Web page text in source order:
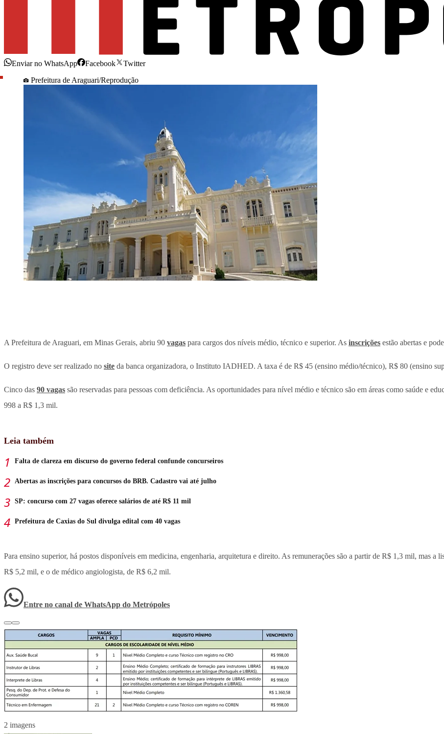
Enviar no WhatsApp Facebook
Twitter
Prefeitura de Araguari/Reprodução
A Prefeitura de Araguari, em Minas Gerais, abriu 90 vagas para cargos dos níveis médio, técnico e superior. As inscrições estão abertas e
O registro deve ser realizado no site da banca organizadora, o Instituto IADHED. A taxa é de R$ 45 (ensino médio/técnico), R$ 80 (ensino
Cinco das 90 vagas são reservadas para pessoas com deficiência. As oportunidades para nível médio e técnico são em áreas como saúde e
998 a R$ 1,3 mil.
Leia também
Falta de clareza em discurso do governo federal confunde concurseiros
Abertas as inscrições para concursos do BRB. Cadastro vai até julho
SP: concurso com 27 vagas oferece salários de até R$ 11 mil
Prefeitura de Caxias do Sul divulga edital com 40 vagas
Para ensino superior, há postos disponíveis em medicina, engenharia, arquitetura e direito. As remunerações são a partir de R$ 1,3 mil, mas a
R$ 5,2 mil, e o de médico angiologista, de R$ 6,2 mil.
Entre no canal de WhatsApp do Metrópoles
2 imagens